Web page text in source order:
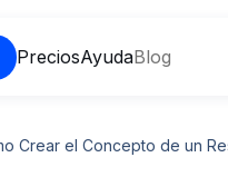
PreciosAyudaBlog
Crear el Concepto de un